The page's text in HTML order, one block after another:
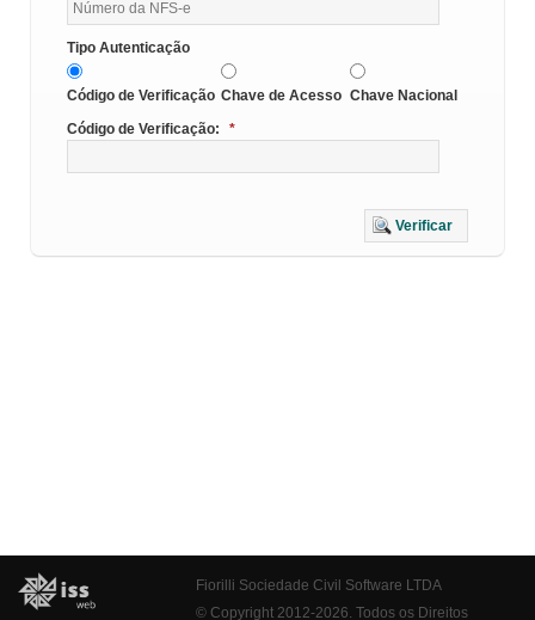
Tipo Autenticação
Código de Verificação Chave de Acesso Chave Nacional
Código de Verificação:
*
Verificar
Fiorilli Sociedade Civil Software LTDA
© Copyright 2012-2026. Todos os Direitos